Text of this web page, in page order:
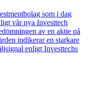
som i dag
vår nya Investtech
av en aktie på
indikerar en starkare
enligt Investtechs